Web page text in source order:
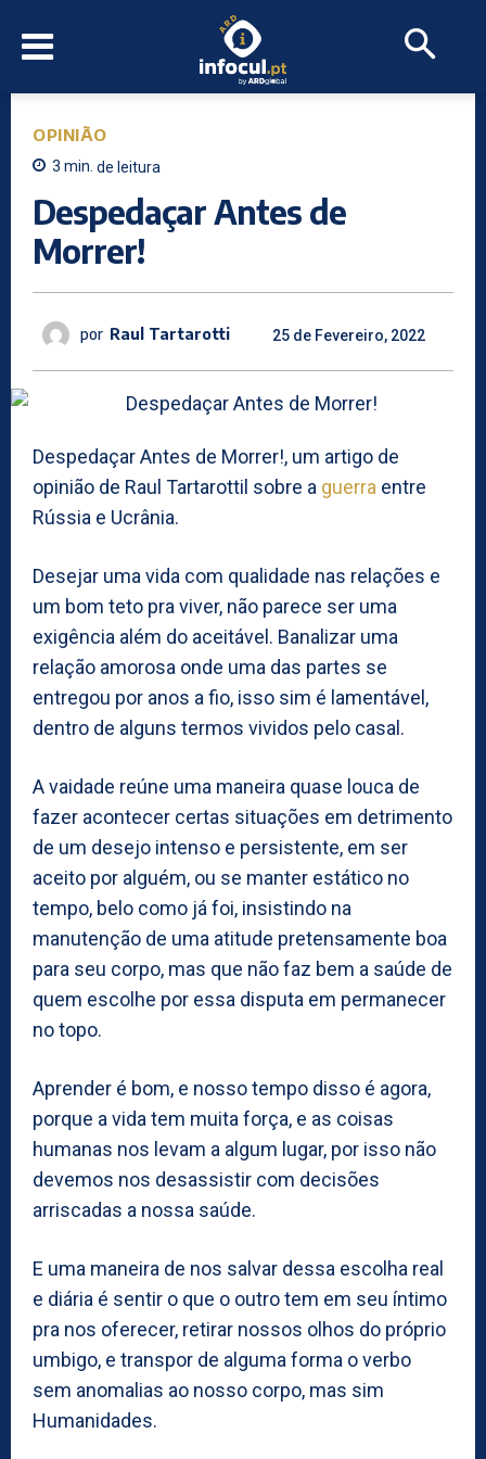
OPINIÃO
3 min. de leitura
Despedaçar Antes de
Morrer!
por Raul Tartarotti 25 de Fevereiro, 2022
Despedaçar Antes de Morrer!, um artigo de
opinião de Raul Tartarottil sobre a guerra entre
Rússia e Ucrânia.
Desejar uma vida com qualidade nas relações e
um bom teto pra viver, não parece ser uma
exigência além do aceitável. Banalizar uma
relação amorosa onde uma das partes se
entregou por anos a fio, isso sim é lamentável,
dentro de alguns termos vividos pelo casal.
A vaidade reúne uma maneira quase louca de
fazer acontecer certas situações em detrimento
de um desejo intenso e persistente, em ser
aceito por alguém, ou se manter estático no
tempo, belo como já foi, insistindo na
manutenção de uma atitude pretensamente boa
para seu corpo, mas que não faz bem a saúde de
quem escolhe por essa disputa em permanecer
no topo.
Aprender é bom, e nosso tempo disso é agora,
porque a vida tem muita força, e as coisas
humanas nos levam a algum lugar, por isso não
devemos nos desassistir com decisões
arriscadas a nossa saúde.
E uma maneira de nos salvar dessa escolha real
e diária é sentir o que o outro tem em seu íntimo
pra nos oferecer, retirar nossos olhos do próprio
umbigo, e transpor de alguma forma o verbo
sem anomalias ao nosso corpo, mas sim
Humanidades.